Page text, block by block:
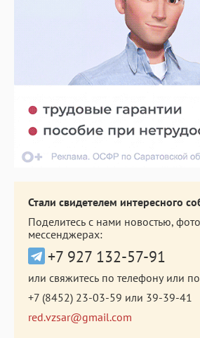
Стали свидетелем интересного
Поделитесь с нами новостью,
мессенджерах:
+7 927 132-57-91
или свяжитесь по телефону или
+7 (8452) 23-03-59 или 39-39-41
red.vzsar@gmail.com